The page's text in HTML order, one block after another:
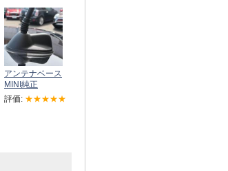
アンテナベース
MINI純正
評価: ★★★★★